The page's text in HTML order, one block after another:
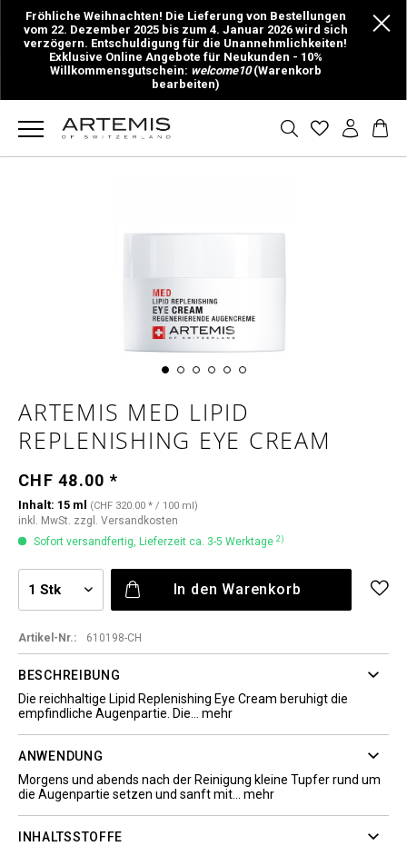
Fröhliche Weihnachten! Die Lieferung von Bestellungen
vom 22. Dezember 2025 bis zum 4. Januar 2026 wird sich
verzögern. Entschuldigung für die Unannehmlichkeiten!
Exklusive Online Angebote für Neukunden - 10%
Willkommensgutschein: welcome10(Warenkorb
bearbeiten)
ARTEMIS MED LIPID
REPLENISHING EYE CREAM
CHF 48.00 *
Inhalt: 15 ml (CHF 320.00 * / 100 ml)
inkl. MwSt. zzgl. Versandkosten
Sofort versandfertig, Lieferzeit ca. 3-5 Werktage 2)
In den Warenkorb
Artikel-Nr.: 610198-CH
BESCHREIBUNG
Die reichhaltige Lipid Replenishing Eye Cream beruhigt die
empfindliche Augenpartie. Die...
mehr
ANWENDUNG
Morgens und abends nach der Reinigung kleine Tupfer rund um
die Augenpartie setzen und sanft mit...
mehr
INHALTSSTOFFE